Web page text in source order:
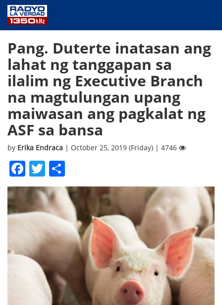
PUBLIC SERVICE
ANNOUNCEMENTS
PROGRAMS
ABOUT
CONTACT US
Pang. Duterte inatasan ang
lahat ng tanggapan sa
ilalim ng Executive Branch
na magtulungan upang
maiwasan ang pagkalat ng
ASF sa bansa
by Erika Endraca | October 25, 2019 (Friday) | 4746
Facebook
Twitter